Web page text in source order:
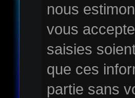
nous
vous
saisies
que ces
partie sans